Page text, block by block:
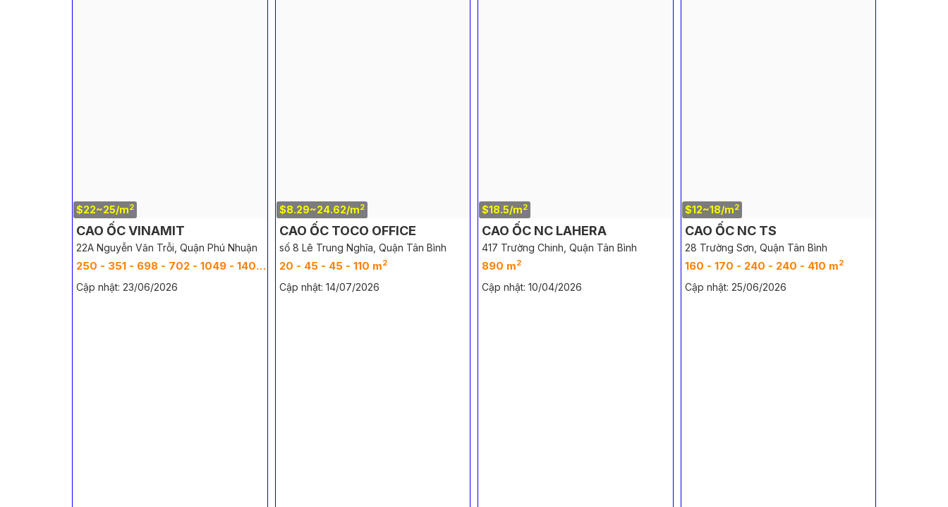
$22~25/m2
CAO ỐC VINAMIT
22A Nguyễn Văn Trỗi, Quận Phú Nhuận
250 - 351 - 698 - 702 - 1049 - 1400 - 1751 - 2102 - 2453 - 2804 m
Cập nhật: 23/06/2026
$8.29~24.62/m2
CAO ỐC TOCO OFFICE
số 8 Lê Trung Nghĩa, Quận Tân Bình
20 - 45 - 45 - 110 m2
Cập nhật: 14/07/2026
$18.5/m2
CAO ỐC NC LAHERA
417 Trường Chinh, Quận Tân Bình
890 m2
Cập nhật: 10/04/2026
$12~18/m2
CAO ỐC NC TS
28 Trường Sơn, Quận Tân Bình
160 - 170 - 240 - 240 - 410 m2
Cập nhật: 25/06/2026